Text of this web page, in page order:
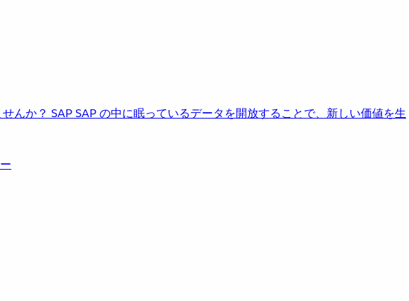
んか？ SAPSAP の中に眠っているデータを開放することで、新しい価値を生